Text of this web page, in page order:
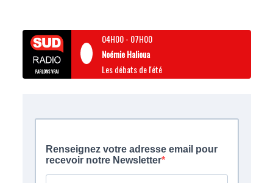
04H00- 07H00
Noémie Halioua
Les débats de l'été